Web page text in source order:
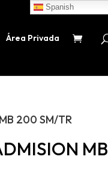
Área Privada
200 SM/TR
MB
Spanish